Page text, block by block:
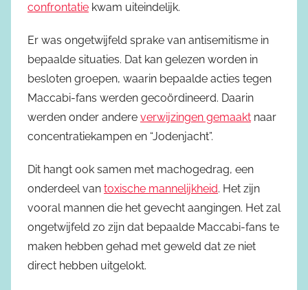
confrontatie kwam uiteindelijk.
Er was ongetwijfeld sprake van antisemitisme in
bepaalde situaties. Dat kan gelezen worden in
besloten groepen, waarin bepaalde acties tegen
Maccabi-fans werden gecoördineerd. Daarin
werden onder andere verwijzingen gemaakt naar
concentratiekampen en “Jodenjacht”.
Dit hangt ook samen met machogedrag, een
onderdeel van toxische mannelijkheid. Het zijn
vooral mannen die het gevecht aangingen. Het zal
ongetwijfeld zo zijn dat bepaalde Maccabi-fans te
maken hebben gehad met geweld dat ze niet
direct hebben uitgelokt.